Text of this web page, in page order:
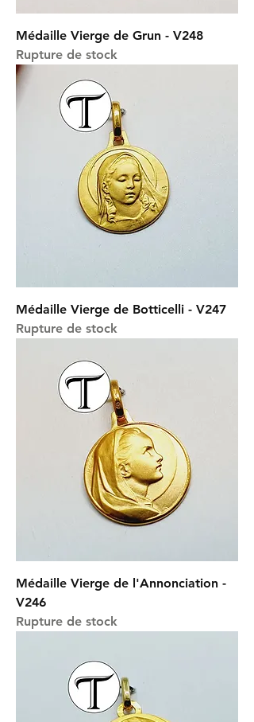
Médaille Vierge de Grun - V248
Rupture de stock
Médaille Vierge de Botticelli - V247
Rupture de stock
Médaille Vierge de l'Annonciation -
V246
Rupture de stock